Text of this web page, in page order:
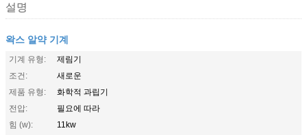
설명
왁스 알약 기계
기계 유형:
제림기
조건:
새로운
제품 유형:
화학적 과립기
전압:
필요에 따라
힘 (w):
11kw